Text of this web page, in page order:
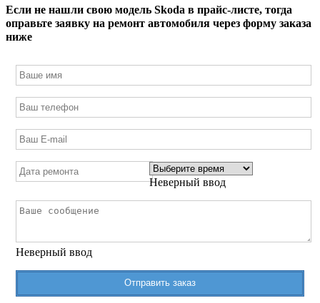
Если не нашли свою модель Skoda в прайс-листе, тогда
оправьте заявку на ремонт автомобиля через форму заказа
ниже
Неверный ввод
Неверный ввод
Отправить заказ